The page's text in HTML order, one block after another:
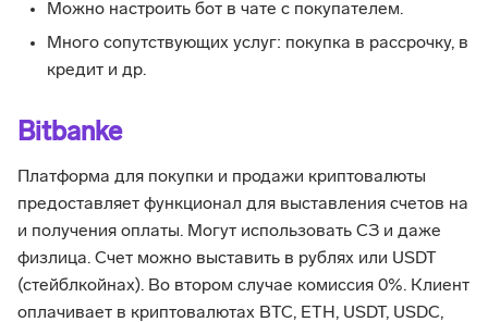
Можно настроить бот в чате с покупателем.
Много сопутствующих услуг: покупка в рассрочку, в
кредит и др.
Bitbanke
Платформа для покупки и продажи криптовалюты
предоставляет функционал для выставления счетов на
и получения оплаты. Могут использовать СЗ и даже
физлица. Счет можно выставить в рублях или USDT
(стейблкойнах). Во втором случае комиссия 0%. Клиент
оплачивает в криптовалютах BTC, ETH, USDT, USDC,